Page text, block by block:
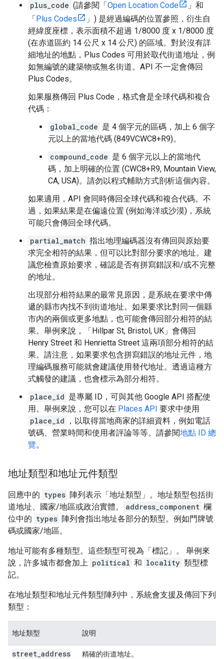
plus_code (請參閱「Open Location Code
」和
「Plus Codes
」) 是經過編碼的位置參照，衍生自
經緯度座標，表示面積不超過 1/8000 度 x 1/8000 度
(在赤道區約 14 公尺 x 14 公尺) 的區域。對於沒有詳
細地址的地點，Plus Codes 可用於取代街道地址，例
如無編號的建築物或無名街道。API 不一定會傳回
Plus Codes。
如果服務傳回 Plus Code，格式會是全球代碼和複合
代碼：
global_code 是 4 個字元的區碼，加上 6 個字
元以上的當地代碼 (849VCWC8+R9)。
compound_code 是 6 個字元以上的當地代
碼，加上明確的位置 (CWC8+R9, Mountain View,
CA, USA)。請勿以程式輔助方式剖析這個內容。
如果適用，API 會同時傳回全球代碼和複合代碼。不
過，如果結果是在偏遠位置 (例如海洋或沙漠)，系統
可能只會傳回全球代碼。
partial_match 指出地理編碼器沒有傳回與原始要
求完全相符的結果，但可以比對部分要求的地址。建
議您檢查原始要求，確認是否有拼寫錯誤和/或不完整
的地址。
出現部分相符結果的最常見原因，是系統在要求中傳
遞的縣市內找不到街道地址。如果要求比對同一個縣
市內的兩個或更多地點，也可能會傳回部分相符的結
果。舉例來說，「Hillpar St, Bristol, UK」會傳回
Henry Street 和 Henrietta Street 這兩項部分相符的結
果。請注意，如果要求包含拼寫錯誤的地址元件，地
理編碼服務可能就會建議使用替代地址。透過這種方
式觸發的建議，也會標示為部分相符。
place_id 是專屬 ID，可與其他 Google API 搭配使
用。舉例來說，您可以在 Places API 要求中使用
place_id
，以取得當地商家的詳細資料，例如電話
號碼、營業時間和使用者評論等等。請參閱地點 ID 總
覽。
地址類型和地址元件類型
回應中的 types 陣列表示「地址類型」 。地址類型包括街
道地址、國家/地區或政治實體。
address_component 欄
位中的 types 陣列會指出地址各部分的類型。例如門牌號
碼或國家/地區。
地址可能有多種類型。這些類型可視為「標記」。 舉例來
說，許多城市都會加上 political 和 locality 類型標
記。
在地址類型和地址元件類型陣列中，系統會支援及傳回下列
類型：
地址類型 說明
street address 精確的街道地址。